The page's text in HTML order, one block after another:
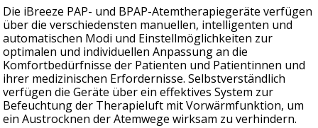
Die iBreeze PAP- und BPAP-Atemtherapiegeräte verfügen
über die verschiedensten manuellen, intelligenten und
automatischen Modi und Einstellmöglichkeiten zur
optimalen und individuellen Anpassung an die
Komfortbedürfnisse der Patienten und Patientinnen und
ihrer medizinischen Erfordernisse. Selbstverständlich
verfügen die Geräte über ein effektives System zur
Befeuchtung der Therapieluft mit Vorwärmfunktion, um
ein Austrocknen der Atemwege wirksam zu verhindern.